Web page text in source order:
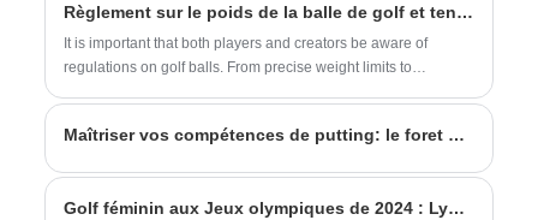
Règlement sur le poids de la balle de golf et tendances de l'industrie
It is important that both players and creators be aware of
regulations on golf balls. From precise weight limits to
Maîtriser vos compétences de putting: le foret de porte
Golf féminin aux Jeux olympiques de 2024 : Lydia Ko remporte la médaille d’or